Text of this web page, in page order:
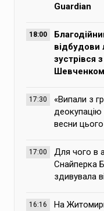
Guardian
18:00
відбудови
зустрівся
Шевченком
17:30
«Випали з
весни
17:00
Для чого в
Снайперка
здивувала
16:16
На